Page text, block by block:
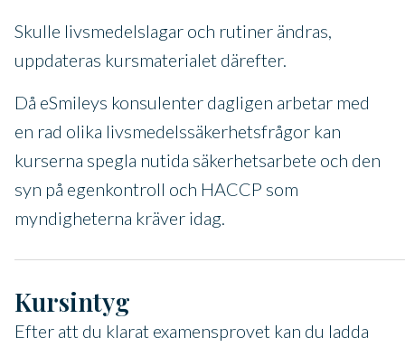
Skulle livsmedelslagar och rutiner ändras,
uppdateras kursmaterialet därefter.
Då eSmileys konsulenter dagligen arbetar med
en rad olika livsmedelssäkerhetsfrågor kan
kurserna spegla nutida säkerhetsarbete och den
syn på egenkontroll och HACCP som
myndigheterna kräver idag.
Kursintyg
Efter att du klarat examensprovet kan du ladda